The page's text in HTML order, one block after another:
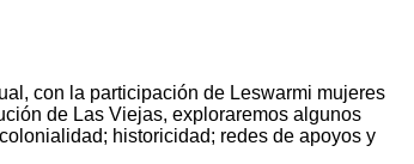
con la participación de Leswarmi mujeres
de Las Viejas, exploraremos algunos
historicidad; redes de apoyos y